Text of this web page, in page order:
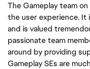
The Gameplay team
the user experience.
and is valued
passionate team
around by providing
Gameplay SEs are